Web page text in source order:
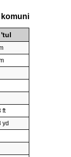
komuni
'tul
ft
yd